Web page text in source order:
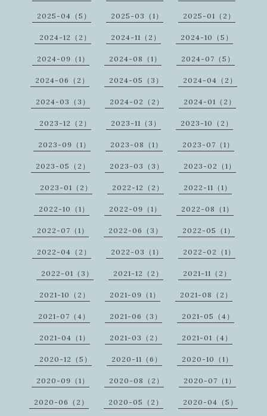
2025-04（5） 2025-03（1） 2025-01（2）
2024-12（2） 2024-11（2） 2024-10（5）
2024-09（1） 2024-08（1） 2024-07（5）
2024-06（2） 2024-05（3） 2024-04（2）
2024-03（3） 2024-02（2） 2024-01（2）
2023-12（2） 2023-11（3） 2023-10（2）
2023-09（1） 2023-08（1） 2023-07（1）
2023-05（2） 2023-03（3） 2023-02（1）
2023-01（2） 2022-12（2） 2022-11（1）
2022-10（1） 2022-09（1） 2022-08（1）
2022-07（1） 2022-06（3） 2022-05（1）
2022-04（2） 2022-03（1） 2022-02（1）
2022-01（3） 2021-12（2） 2021-11（2）
2021-10（2） 2021-09（1） 2021-08（2）
2021-07（4） 2021-06（3） 2021-05（4）
2021-04（1） 2021-03（2） 2021-01（4）
2020-12（5） 2020-11（6） 2020-10（1）
2020-09（1） 2020-08（2） 2020-07（1）
2020-06（2） 2020-05（2） 2020-04（5）